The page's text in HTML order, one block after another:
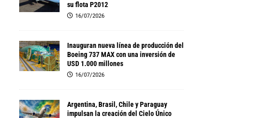
su flota P2012
16/07/2026
Inauguran nueva línea de producción del
Boeing 737 MAX con una inversión de
USD 1.000 millones
16/07/2026
Argentina, Brasil, Chile y Paraguay
impulsan la creación del Cielo Único